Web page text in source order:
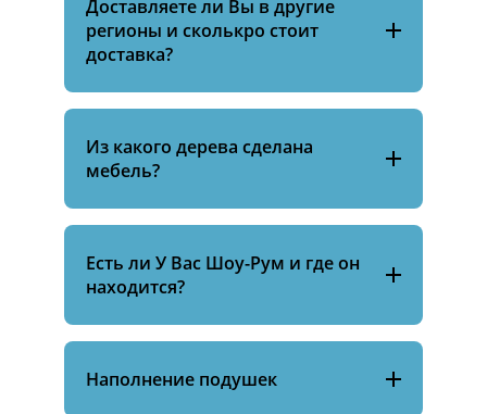
Доставляете ли Вы в другие
регионы и сколькро стоит
доставка?
Из какого дерева сделана
мебель?
Есть ли У Вас Шоу-Рум и где он
находится?
Наполнение подушек